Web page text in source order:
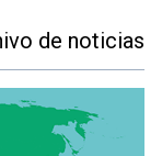
de noticias